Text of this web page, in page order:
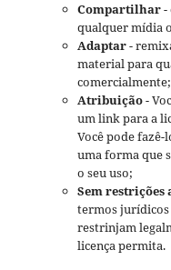
Compartilhar-
qualquer mídia
Adaptar-
material para
comercialmente;
Atribuição-
um link para a
Você pode
uma forma que
o seu uso;
Sem restrições
termos jurídicos
restrinjam
licença permita.